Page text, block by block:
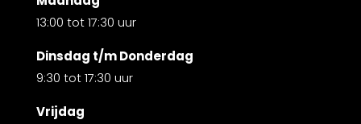
13:00 tot 17:30 uur
Dinsdag t/m Donderdag
9:30 tot 17:30 uur
Vrijdag